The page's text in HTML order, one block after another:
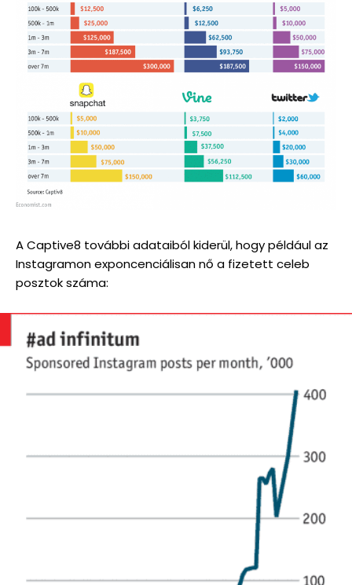
A Captive8 további adataiból kiderül, hogy például az
Instagramon exponcenciálisan nő a fizetett celeb
posztok száma: